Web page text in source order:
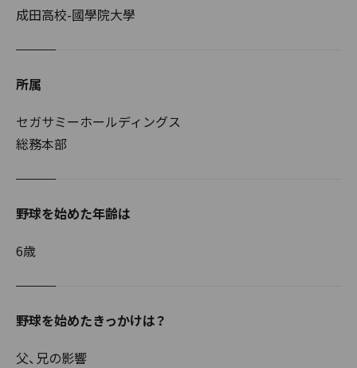
成田高校-國學院大學
所属
セガサミーホールディングス
総務本部
野球を始めた年齢は
6歳
野球を始めたきっかけは？
父、兄の影響